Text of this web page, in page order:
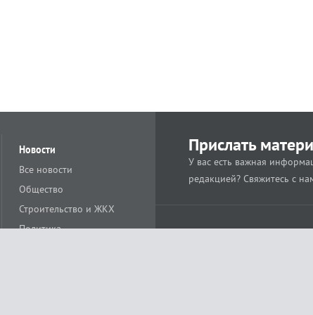
Новости
Все новости
Общество
Строительство и ЖКХ
Политика
Прислать
У вас есть важная
редакцией? Свяжитесь с